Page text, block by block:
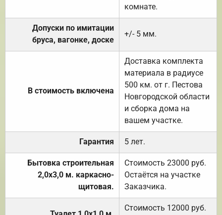
комнате.
Допуски по имитации
бруса, вагонке, доске
+/- 5 мм.
В стоимость включена
Доставка комплекта
материала в радиусе
500 км. от г. Пестова
Новгородской области
и сборка дома на
вашем участке.
Гарантия 5 лет.
Бытовка строительная
2,0х3,0 м. каркасно-
щитовая.
Стоимость 23000 руб.
Остаётся на участке
Заказчика.
Стоимость 12000 руб.